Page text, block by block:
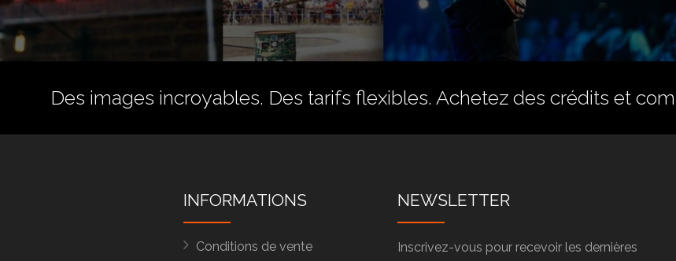
Des images incroyables. Des tarifs flexibles. Achetez des crédits et
INFORMATIONS
Conditions de vente
NEWSLETTER
Inscrivez-vous pour recevoir les dernières